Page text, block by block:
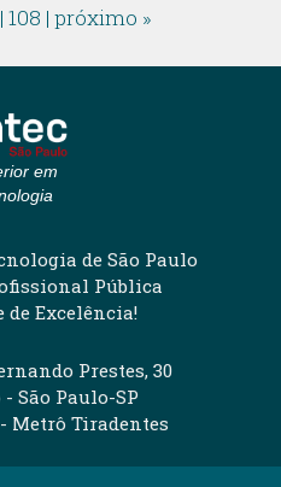
| 108 |próximo »
em
de São Paulo
Pública
de Excelência!
Prestes, 30
São Paulo-SP
- Metrô Tiradentes